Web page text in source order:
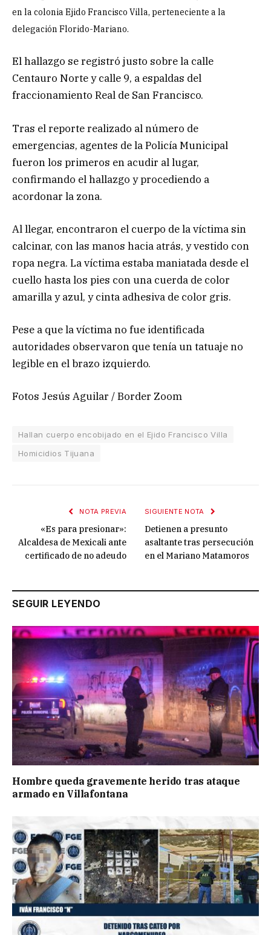
en la colonia Ejido Francisco Villa, perteneciente a la
delegación Florido-Mariano.
El hallazgo se registró justo sobre la calle
Centauro Norte y calle 9, a espaldas del
fraccionamiento Real de San Francisco.
Tras el reporte realizado al número de
emergencias, agentes de la Policía Municipal
fueron los primeros en acudir al lugar,
confirmando el hallazgo y procediendo a
acordonar la zona.
Al llegar, encontraron el cuerpo de la víctima sin
calcinar, con las manos hacia atrás, y vestido con
ropa negra. La víctima estaba maniatada desde el
cuello hasta los pies con una cuerda de color
amarilla y azul, y cinta adhesiva de color gris.
Pese a que la víctima no fue identificada
autoridades observaron que tenía un tatuaje no
legible en el brazo izquierdo.
Fotos Jesús Aguilar / Border Zoom
Hallan cuerpo encobijado en el Ejido Francisco Villa
Homicidios Tijuana
NOTA PREVIA
«Es para presionar»:
Alcaldesa de Mexicali ante
certificado de no adeudo
SIGUIENTE NOTA
Detienen a presunto
asaltante tras persecución
en el Mariano Matamoros
SEGUIR LEYENDO
Hombre queda gravemente herido tras ataque
armado en Villafontana